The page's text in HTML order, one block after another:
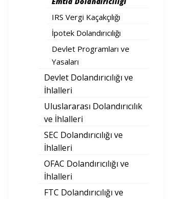
IRS Vergi Kaçakçılığı
İpotek Dolandırıcılığı
Devlet Programları ve
Yasaları
Devlet Dolandırıcılığı ve
İhlalleri
Uluslararası Dolandırıcılık
ve İhlalleri
SEC Dolandırıcılığı ve
İhlalleri
OFAC Dolandırıcılığı ve
İhlalleri
FTC Dolandırıcılığı ve